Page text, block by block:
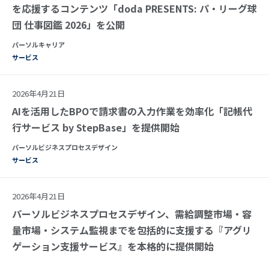
を応援するコンテンツ「doda PRESENTS: パ・リーグ球
団 仕事図鑑 2026」を公開
パーソルキャリア
サービス
2026年4月21日
AIを活用したBPOで請求書の入力作業を効率化「記帳代
行サービス by StepBase」を提供開始
パーソルビジネスプロセスデザイン
サービス
2026年4月21日
パーソルビジネスプロセスデザイン、需給調整市場・容
量市場・システム監視までを包括的に支援する『アグリ
ゲーション支援サービス』を本格的に提供開始